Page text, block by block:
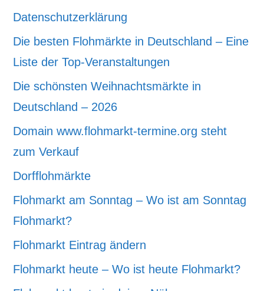
Datenschutzerklärung
Die besten Flohmärkte in Deutschland – Eine
Liste der Top-Veranstaltungen
Die schönsten Weihnachtsmärkte in
Deutschland – 2026
Domain www.flohmarkt-termine.org steht
zum Verkauf
Dorfflohmärkte
Flohmarkt am Sonntag – Wo ist am Sonntag
Flohmarkt?
Flohmarkt Eintrag ändern
Flohmarkt heute – Wo ist heute Flohmarkt?